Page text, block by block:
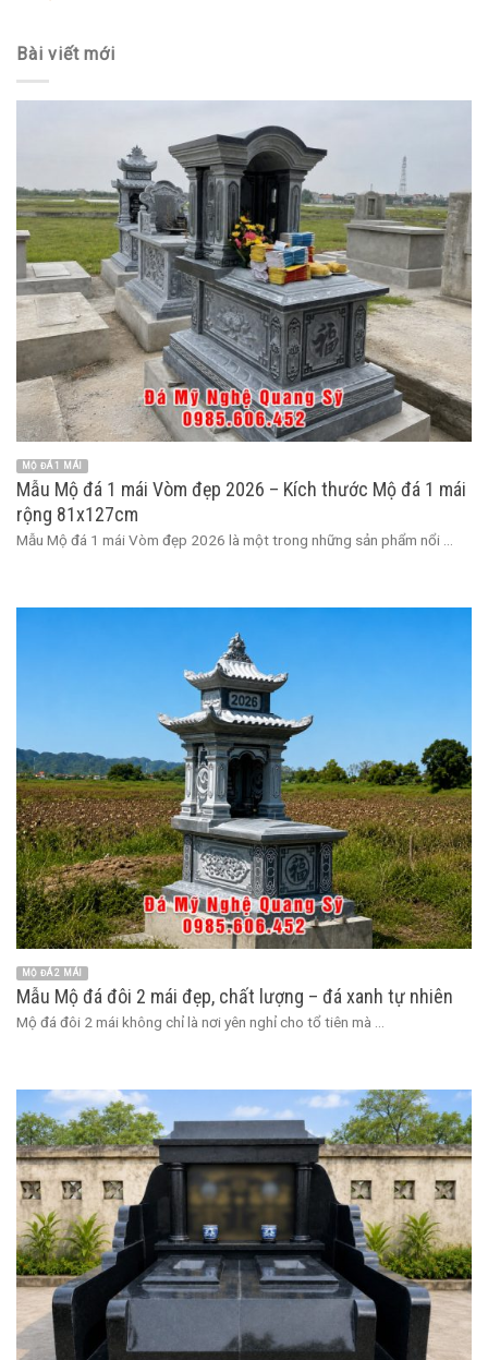
Bài viết mới
MỘ ĐÁ 1 MÁI
Mẫu Mộ đá 1 mái Vòm đẹp 2026 – Kích thước Mộ đá 1 mái
rộng 81x127cm
Mẫu Mộ đá 1 mái Vòm đẹp 2026 là một trong những sản phẩm nổi ...
MỘ ĐÁ 2 MÁI
Mẫu Mộ đá đôi 2 mái đẹp, chất lượng – đá xanh tự nhiên
Mộ đá đôi 2 mái không chỉ là nơi yên nghỉ cho tổ tiên mà ...